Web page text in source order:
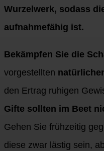
Wurzelwerk, sodass
aufnahmefähig ist.
Bekämpfen Sie die
vorgestellten
den Ertrag ruhigen
Gifte sollten im Beet
Gehen Sie frühzeitig
diese zwar lästig sein,